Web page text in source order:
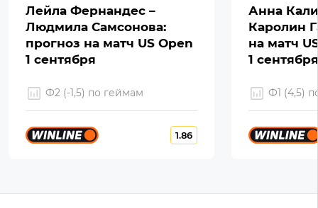
Лейла Фернандес –
Людмила Самсонова:
прогноз на матч US Open
1 сентября
Ф2 (-1,5) по геймам
1.86
Анна
Каролин
на матч
1 сентября
Ф1 (4,5)